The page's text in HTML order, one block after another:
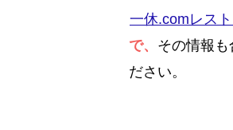
一休.comレス
で、 その情報
ださい。